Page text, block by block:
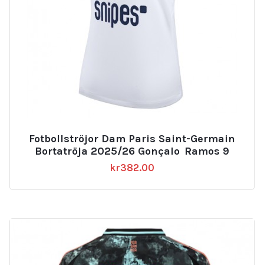
Fotbollströjor Dam Paris Saint-Germain
Bortatröja 2025/26 Gonçalo Ramos 9
kr382.00